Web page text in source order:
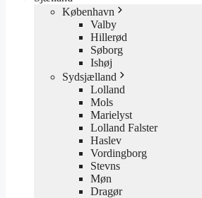
København
Valby
Hillerød
Søborg
Ishøj
Sydsjælland
Lolland
Mols
Marielyst
Lolland Falster
Haslev
Vordingborg
Stevns
Møn
Dragør